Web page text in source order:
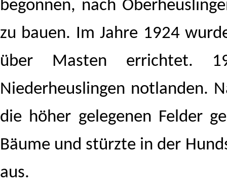
begonnen, nach
zu bauen. Im Jahre 1924
über Masten errichtet.
Niederheuslingen notlanden.
die höher gelegenen Felder
Bäume und stürzte in der
aus.